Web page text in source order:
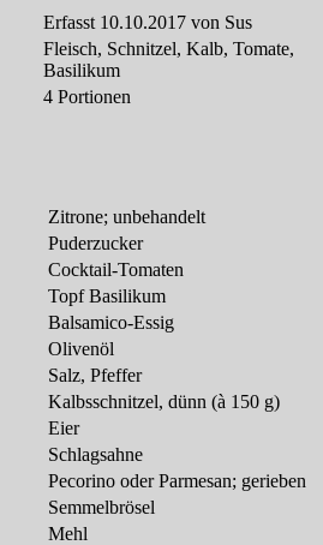
Erfasst 10.10.2017 von Sus
Fleisch, Schnitzel, Kalb, Tomate,
Basilikum
4 Portionen
Zitrone; unbehandelt
Puderzucker
Cocktail-Tomaten
Topf Basilikum
Balsamico-Essig
Olivenöl
Salz, Pfeffer
Kalbsschnitzel, dünn (à 150 g)
Eier
Schlagsahne
Pecorino oder Parmesan; gerieben
Semmelbrösel
Mehl